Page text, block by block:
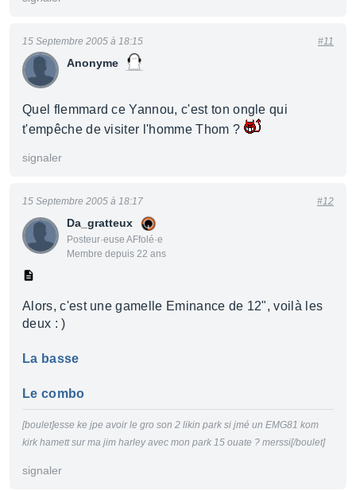
Anonyme
15 Septembre 2005 à 18:15 #11
Quel flemmard ce Yannou, c'est ton ongle qui
t'empêche de visiter l'homme Thom ?
signaler
Da_gratteux
Posteur·euse AFfolé·e
Membre depuis 22 ans
15 Septembre 2005 à 18:17 #12
Alors, c'est une gamelle Eminance de 12", voilà les
deux : )
La basse
Le combo
[boulet]esse ke jpe avoir le gro son 2 likin park si jmé un EMG81 kom
kirk hamett sur ma jim harley avec mon park 15 ouate ? merssi[/boulet]
signaler